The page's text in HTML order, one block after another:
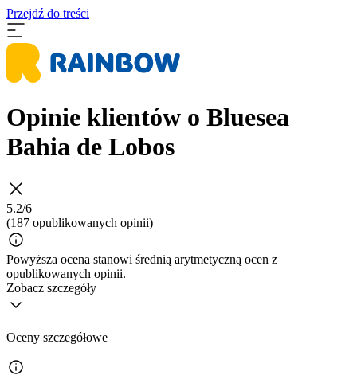
Przejdź do treści
Opinie klientów o Bluesea
Bahia de Lobos
5.2/6
(187 opublikowanych opinii)
Powyższa ocena stanowi średnią arytmetyczną ocen z
opublikowanych opinii.
Zobacz szczegóły
Oceny szczegółowe